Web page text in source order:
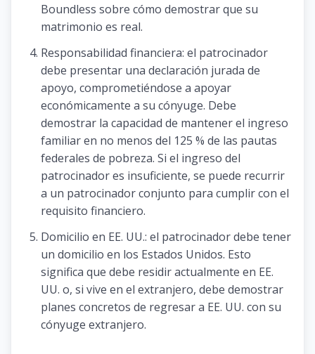
Boundless sobre cómo demostrar que su
matrimonio es real.
Responsabilidad financiera: el patrocinador
debe presentar una declaración jurada de
apoyo, comprometiéndose a apoyar
económicamente a su cónyuge. Debe
demostrar la capacidad de mantener el ingreso
familiar en no menos del 125 % de las pautas
federales de pobreza. Si el ingreso del
patrocinador es insuficiente, se puede recurrir
a un patrocinador conjunto para cumplir con el
requisito financiero.
Domicilio en EE. UU.: el patrocinador debe tener
un domicilio en los Estados Unidos. Esto
significa que debe residir actualmente en EE.
UU. o, si vive en el extranjero, debe demostrar
planes concretos de regresar a EE. UU. con su
cónyuge extranjero.